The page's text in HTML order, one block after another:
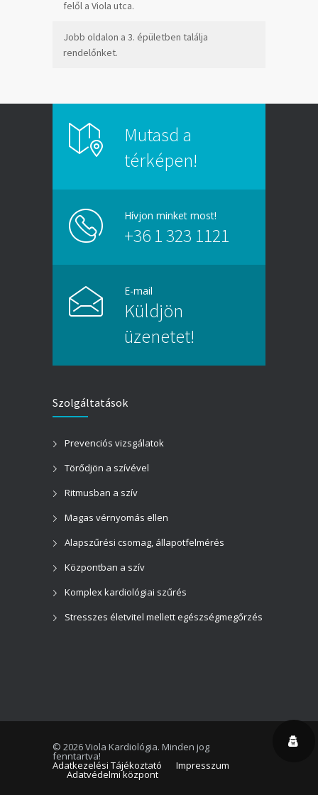
felől a Viola utca.
Jobb oldalon a 3. épületben találja
rendelőnket.
Mutasd a
térképen!
Hívjon minket most!
+36 1 323 1121
E-mail
Küldjön
üzenetet!
Szolgáltatások
Prevenciós vizsgálatok
Törődjön a szívével
Ritmusban a szív
Magas vérnyomás ellen
Alapszűrési csomag, állapotfelmérés
Központban a szív
Komplex kardiológiai szűrés
Stresszes életvitel mellett egészségmegőrzés
© 2026 Viola Kardiológia. Minden jog
fenntartva!
Adatkezelési Tájékoztató Impresszum
Adatvédelmi központ